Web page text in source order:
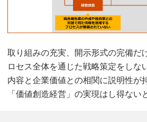
取り組みの充実、開示形式の完備だ
ロセス全体を通じた戦略策定をしな
内容と企業価値との相関に説明性が
「価値創造経営」の実現はし得ない